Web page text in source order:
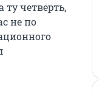
четверть,
не по